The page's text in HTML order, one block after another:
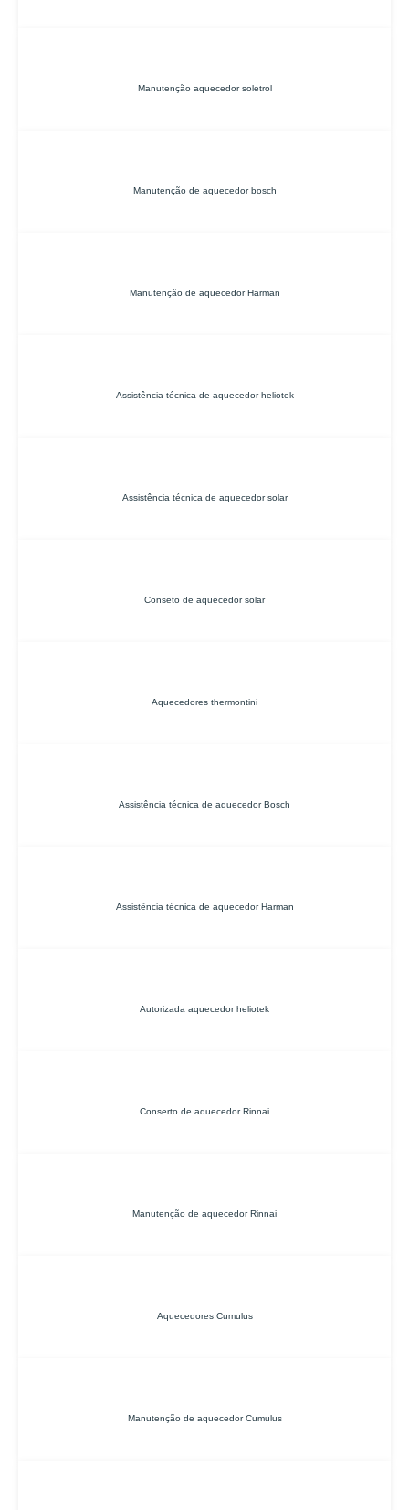
Manutenção aquecedor soletrol
Manutenção de aquecedor bosch
Manutenção de aquecedor Harman
Assistência técnica de aquecedor heliotek
Assistência técnica de aquecedor solar
Conseto de aquecedor solar
Aquecedores thermontini
Assistência técnica de aquecedor Bosch
Assistência técnica de aquecedor Harman
Autorizada aquecedor heliotek
Conserto de aquecedor Rinnai
Manutenção de aquecedor Rinnai
Aquecedores Cumulus
Manutenção de aquecedor Cumulus